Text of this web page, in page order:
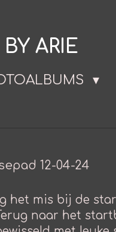
ARIE
12-04-24
het mis bij de
naar het